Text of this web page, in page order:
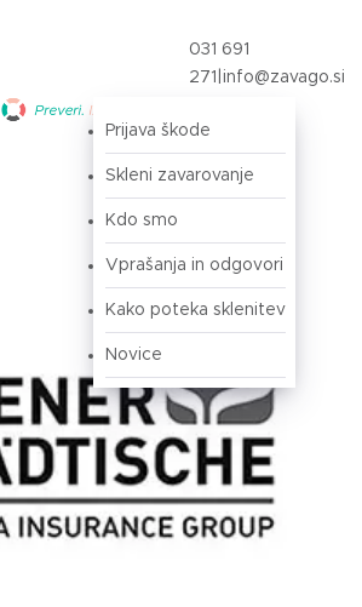
031 691
271 info@zavago.si
Prijava škode
Skleni zavarovanje
Kdo smo
Vprašanja in odgovori
Kako poteka sklenitev
Novice